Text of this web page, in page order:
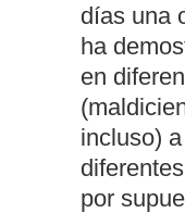
días una
ha
en
incluso)
por